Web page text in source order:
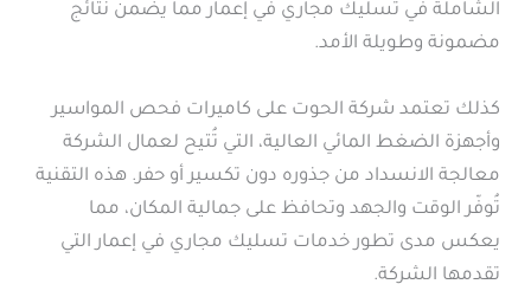
الشاملة في تسليك مجاري في إعمار مما يضمن نتائج
مضمونة وطويلة الأمد.
كذلك تعتمد شركة الحوت على كاميرات فحص المواسير
وأجهزة الضغط المائي العالية، التي تُتيح لعمال الشركة
معالجة الانسداد من جذوره دون تكسير أو حفر. هذه التقنية
تُوفّر الوقت والجهد وتحافظ على جمالية المكان، مما
يعكس مدى تطور خدمات تسليك مجاري في إعمار التي
تقدمها الشركة.